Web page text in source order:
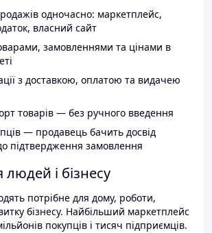
одночасно: маркетплейс,
власний сайт
замовленнями та цінами в
з доставкою, оплатою та видачею
товарів — без ручного введення
— продавець бачить досвід
підтвердження замовлення
і бізнесу
потрібне для дому, роботи,
бізнесу. Найбільший маркетплейс
покупців і тисяч підприємців.